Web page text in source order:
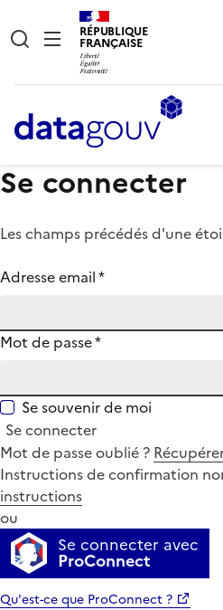
RÉPUBLIQUE
FRANÇAISE
Se connecter
Les champs précédés d'une
Adresse email*
Mot de passe*
Se souvenir de moi
Se connecter
Mot de passe oublié ?
Instructions de confirmation
instructions
ou
Se connecter avec
ProConnect
Qu'est-ce que ProConnect ?